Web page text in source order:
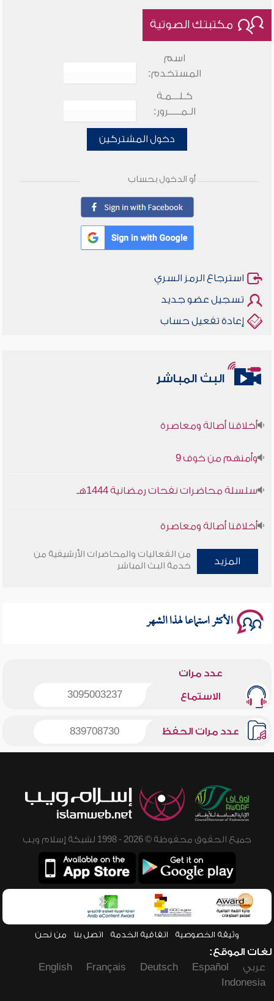
مكتبتك الصوتية
اسم
المستخدم:
كـلـــمـة
الـمـــــرور:
دخول المشتركين
أو الدخول بحساب
استرجاع الرمز السري
تسجيل عضو جديد
إعادة تفعيل حساب
البث المباشر
أخلاقنا أصالة ومعاصرة
وأمنهم من خوف 9
أخلاقنا أصالة ومعاصرة
وأمنهم من خوف 9
المزيد
من الفعاليات والمحاضرات الأرشيفية من
خدمة البث المباشر
الأكثر استماعا لهذا الشهر
عدد مرات
الاستماع 3095003237
عدد مرات الحفظ 839708730
جميع الحقوق محفوظة © 2026 - 1998 لشبكة إسلام ويب
وثيقة الخصوصية اتفاقية الخدمة اتصل بنا من نحن
لغات الموقع:
عربي
Español
Deutsch
Français
English
Indonesia